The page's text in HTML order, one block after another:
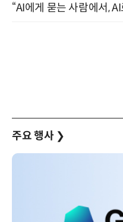
주요 행사 ❯